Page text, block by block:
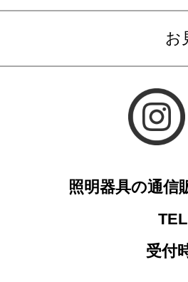
お
照明器具の通
受付